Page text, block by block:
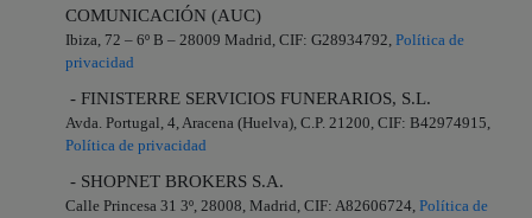
COMUNICACIÓN (AUC)
Ibiza, 72 – 6º B – 28009 Madrid, CIF: G28934792, Política de
privacidad
- FINISTERRE SERVICIOS FUNERARIOS, S.L.
Avda. Portugal, 4, Aracena (Huelva), C.P. 21200, CIF: B42974915,
Política de privacidad
- SHOPNET BROKERS S.A.
Calle Princesa 31 3º, 28008, Madrid, CIF: A82606724, Política de